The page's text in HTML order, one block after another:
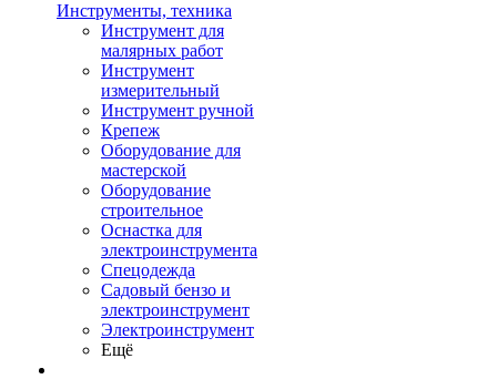
Инструменты, техника
Инструмент для
малярных работ
Инструмент
измерительный
Инструмент ручной
Крепеж
Оборудование для
мастерской
Оборудование
строительное
Оснастка для
электроинструмента
Спецодежда
Садовый бензо и
электроинструмент
Электроинструмент
Ещё